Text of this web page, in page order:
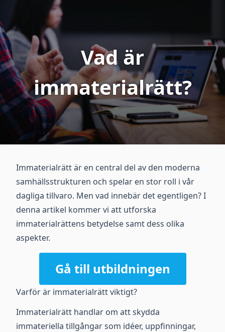
Vad är
immaterialrätt?
Immaterialrätt är en central del av den moderna
samhällsstrukturen och spelar en stor roll i vår
dagliga tillvaro. Men vad innebär det egentligen? I
denna artikel kommer vi att utforska
immaterialrättens betydelse samt dess olika
aspekter.
Gå till utbildningen
Varför är immaterialrätt viktigt?
Immaterialrätt handlar om att skydda
immateriella tillgångar som idéer, uppfinningar,